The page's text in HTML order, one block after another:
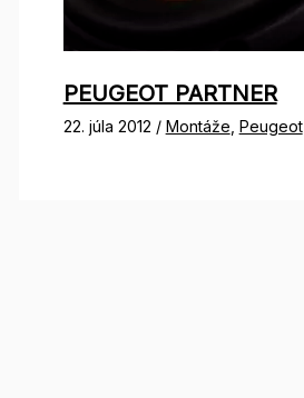
PEUGEOT PARTNER
22. júla 2012 / Montáže Peugeot